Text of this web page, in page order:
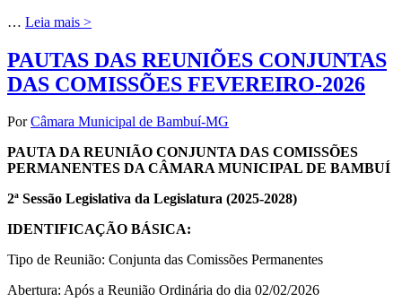
… Leia mais >
PAUTAS DAS REUNIÕES CONJUNTAS
DAS COMISSÕES FEVEREIRO-2026
PorCâmara Municipal de Bambuí-MG
PAUTA DA REUNIÃO CONJUNTA DAS COMISSÕES
PERMANENTES DA CÂMARA MUNICIPAL DE BAMBUÍ
2ª Sessão Legislativa da Legislatura (2025-2028)
IDENTIFICAÇÃO BÁSICA:
Tipo de Reunião: Conjunta das Comissões Permanentes
Abertura: Após a Reunião Ordinária do dia 02/02/2026